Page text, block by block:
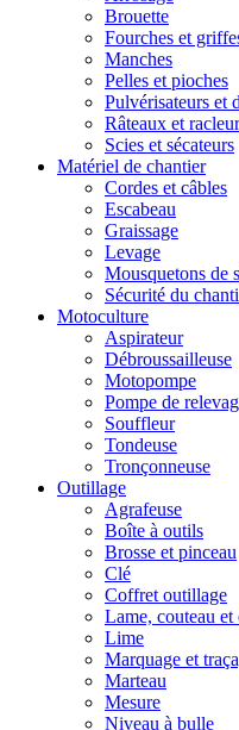
Brouette
Fourches et
Manches
Pelles et pioches
Pulvérisateurs et
Râteaux et
Scies et sécateurs
Matériel de chantier
Cordes et câbles
Escabeau
Graissage
Levage
Mousquetons de
Sécurité du
Motoculture
Aspirateur
Débroussailleuse
Motopompe
Pompe de
Souffleur
Tondeuse
Tronçonneuse
Outillage
Agrafeuse
Boîte à outils
Brosse et pinceau
Clé
Coffret outillage
Lame, couteau et
Lime
Marquage et
Marteau
Mesure
Niveau à bulle